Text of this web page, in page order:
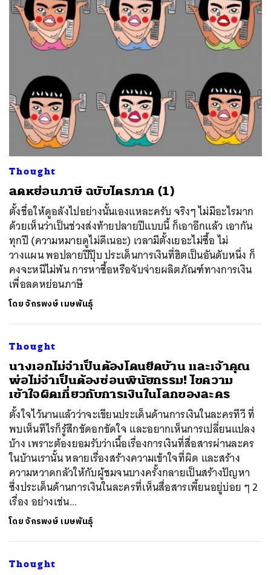
Thought
ลดหย่อนภาษี ฉบับไตรภาค (1)
ตั้งชื่อให้ดูอลังไปอย่างนั้นเองแหละครับ จริงๆ ไม่มีอะไรมาก
ด้วยเห็นว่าเป็นช่วงส่งท้ายปลายปีแบบนี้ ก็เอาอีกแล้ว เอากัน
ทุกปี (ความหมายดูไม่ดีเนอะ) เวลามีตั้งเยอะไม่ซื้อ ไม่
วางแผน พอปลายปีปุ๊บ ประเด็นการเงินที่ฮิตเป็นอันดับหนึ่ง ก็
คงจะหนีไม่พ้น การหาซื้อหรือจับจ่ายผลิตภัณฑ์ทางการเงิน
เพื่อลดหย่อนภาษี
โดยจักรพงษ์ เมษพันธุ์
Thought
นางเอกไม่จำเป็นต้องโดนยึดบ้าน และเจ้าคุณ
พ่อไม่จำเป็นต้องซ่อนพินัยกรรม! ไขความ
เข้าใจผิดเกี่ยวกับการเงินในโลกของละคร
ตั้งใจไว้นานแล้วว่าจะเขียนประเด็นด้านการเงินในละครทีวี ที่
พบเห็นทีไรก็รู้สึกขัดอกขัดใจ และอยากเห็นการเปลี่ยนแปลง
บ้าง เพราะต้องยอมรับว่าเนื้อเรื่องการเงินที่สื่อสารผ่านละคร
ในบ้านเรานั้น หลายเรื่องสร้างความเข้าใจที่ผิด และสร้าง
ความหวาดกลัวให้กับผู้ชมจนบางครั้งกลายเป็นสร้างปัญหา
ซึ่งประเด็นด้านการเงินในละครที่เห็นสื่อสารเพี้ยนอยู่บ่อย ๆ 2
เรื่อง อย่างเช่น...
โดยจักรพงษ์ เมษพันธุ์
Thought